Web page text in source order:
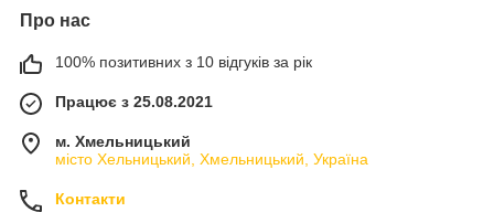
Про нас
100% позитивних з 10 відгуків за рік
Працює з 25.08.2021
м. Хмельницький
місто Хельницький, Хмельницький, Україна
Контакти